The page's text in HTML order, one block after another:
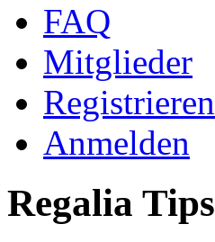
FAQ
Mitglieder
Registrieren
Anmelden
Regalia Tips